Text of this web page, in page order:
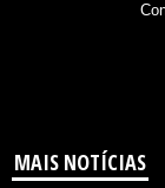
MAIS NOTÍCIAS